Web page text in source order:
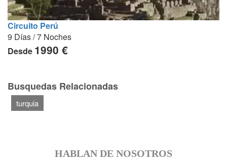
Circuito Perú
9 Días / 7 Noches
Desde 1990 €
Busquedas Relacionadas
turquia
HABLAN DE NOSOTROS